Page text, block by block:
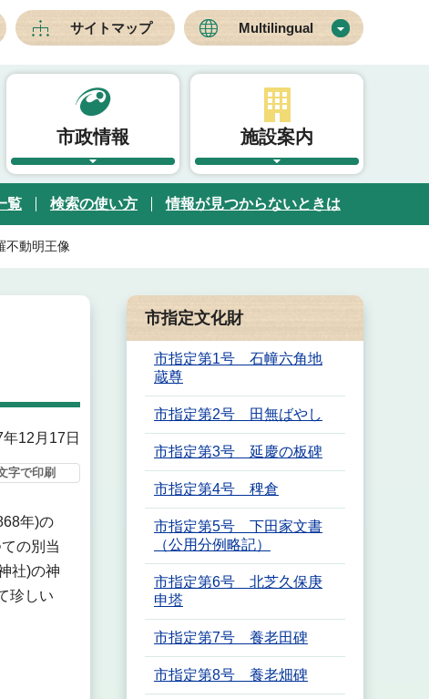
サイトマップ Multilingual
市政情報 施設案内
覧 検索の使い方 情報が見つからないときは
動明王像
12月17日
字で印刷
年)の
の別当
社)の神
珍しい
市指定文化財
市指定第1号 石幢六角地
蔵尊
市指定第2号 田無ばやし
市指定第3号 延慶の板碑
市指定第4号 稗倉
市指定第5号 下田家文書
（公用分例略記）
市指定第6号 北芝久保庚
申塔
市指定第7号 養老田碑
市指定第8号 養老畑碑